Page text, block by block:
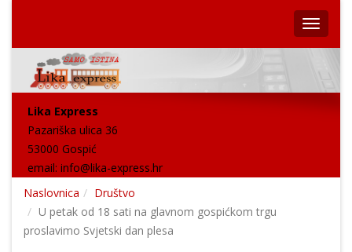
Lika Express
Pazariška ulica 36
53000 Gospić
email: info@lika-express.hr
Naslovnica
Društvo
U petak od 18 sati na glavnom gospićkom trgu
proslavimo Svjetski dan plesa